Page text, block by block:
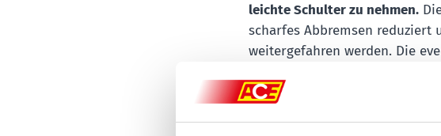
leichte Schulter zu nehmen.
scharfes Abbremsen reduziert
weitergefahren werden. Die
auch bei einem